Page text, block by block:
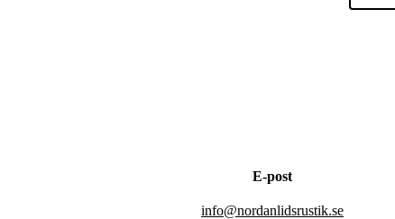
E-post
info@nordanlidsrustik.se